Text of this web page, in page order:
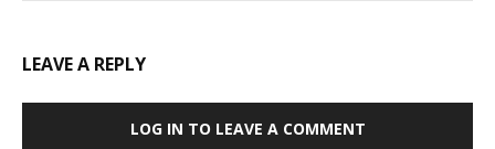
LEAVE A REPLY
LOG IN TO LEAVE A COMMENT